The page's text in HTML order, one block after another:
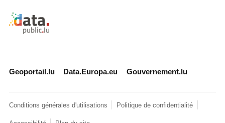
Retour à l'accueil de data.public.lu
Geoportail.lu Data.Europa.eu Gouvernement.lu
Conditions générales d'utilisations Politique de confidentialité